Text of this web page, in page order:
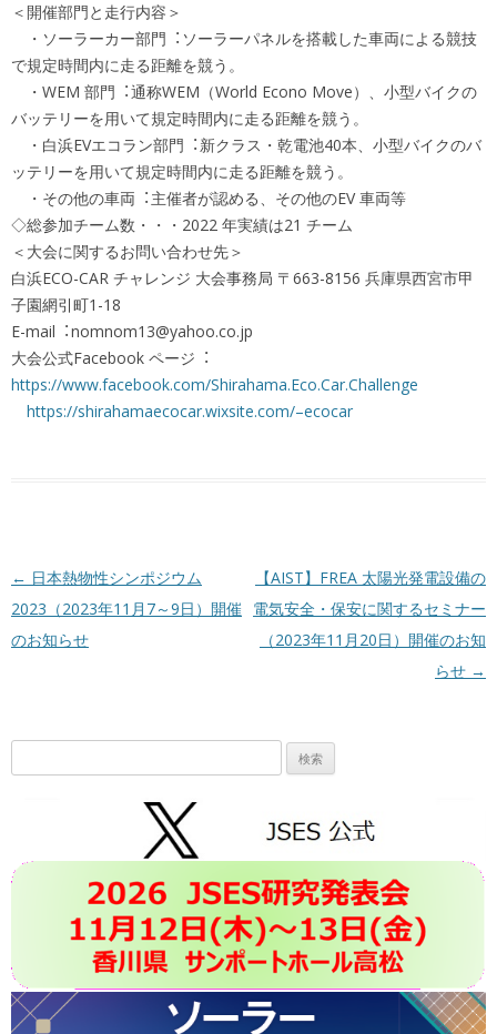
＜開催部門と⾛⾏内容＞
・ソーラーカー部門︓ソーラーパネルを搭載した⾞両による競技
で規定時間内に⾛る距離を競う。
・WEM 部門︓通称WEM（World Econo Move）、小型バイクの
バッテリーを用いて規定時間内に⾛る距離を競う。
・白浜EVエコラン部門︓新クラス・乾電池40本、小型バイクのバ
ッテリーを用いて規定時間内に⾛る距離を競う。
・その他の⾞両︓主催者が認める、その他のEV ⾞両等
◇総参加チーム数・・・2022 年実績は21 チーム
＜大会に関するお問い合わせ先＞
白浜ECO-CAR チャレンジ 大会事務局 〒663-8156 兵庫県⻄宮市甲
子園網引町1-18
E-mail︓nomnom13@yahoo.co.jp
大会公式Facebook ページ︓
https://www.facebook.com/Shirahama.Eco.Car.Challenge
https://shirahamaecocar.wixsite.com/–ecocar
投稿ナビゲーション
← 日本熱物性シンポジウム
2023（2023年11月7～9日）開催
のお知らせ
【AIST】FREA 太陽光発電設備の
電気安全・保安に関するセミナー
（2023年11月20日）開催のお知
らせ →
索: